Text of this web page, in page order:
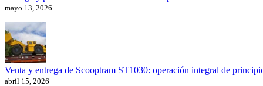
mayo 13, 2026
Venta y entrega de Scooptram ST1030: operación integral de
abril 15, 2026